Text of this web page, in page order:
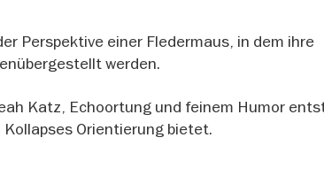
Perspektive einer Fledermaus, in dem ihre
werden.
Katz, Echoortung und feinem Humor
Orientierung bietet.